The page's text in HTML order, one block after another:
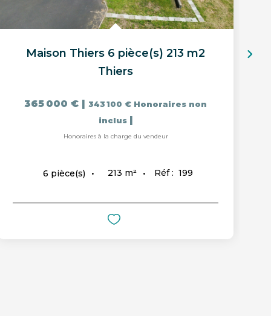
Maison Thiers 6 pièce(s) 213 m2
Thiers
365 000 € | 343 100 € Honoraires non
inclus |
Honoraires à la charge du vendeur
6 pièce(s) 213 m² Réf : 199